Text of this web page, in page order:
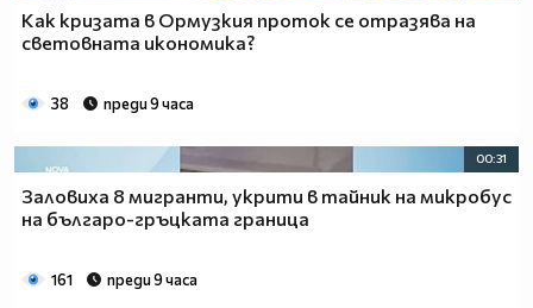
Как кризата в Ормузкия проток се отразява на
световната икономика?
38 преди 9 часа
00:31
Заловиха 8 мигранти, укрити в тайник на микробус
на българо-гръцката граница
161 преди 9 часа